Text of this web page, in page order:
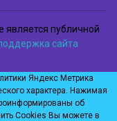
является публичной
сайта
Яндекс Метрика
характера. Нажимая
об
Сookies Вы можете в